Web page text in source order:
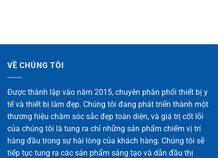
VỀ CHÚNG TÔI
Được thành lập vào năm 2015, chuyên phân phối thiết bị y
tế và thiết bị làm đẹp. Chúng tôi đang phát triển thành một
thương hiệu chăm sóc sắc đẹp toàn diện, và giá trị cốt lõi
của chúng tôi là tung ra chỉ những sản phẩm chiếm vị trí
hàng đầu trong sự hài lòng của khách hàng. Chúng tôi sẽ
tiếp tục tung ra các sản phẩm sáng tạo và dẫn đầu thị